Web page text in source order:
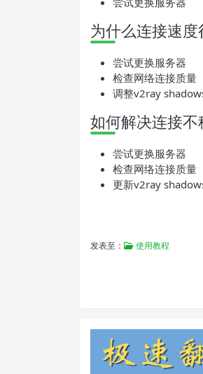
为什么连接速度
尝试更换服务器
检查网络连接质量
调整v2ray
如何解决连接不
尝试更换服务器
检查网络连接质量
更新v2ray
发表至： 使用教程